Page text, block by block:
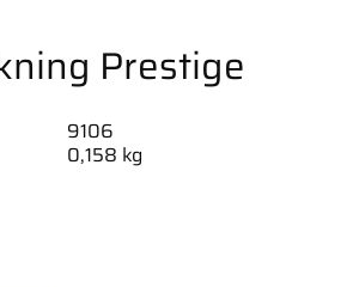
Prestige
9106
0,158 kg